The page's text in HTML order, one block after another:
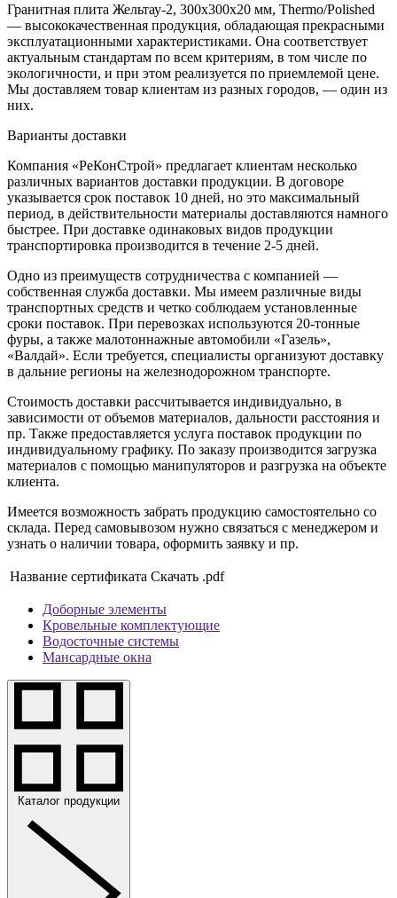
Гранитная плита Жельтау-2, 300х300х20 мм, Thermo/Polished
— высококачественная продукция, обладающая прекрасными
эксплуатационными характеристиками. Она соответствует
актуальным стандартам по всем критериям, в том числе по
экологичности, и при этом реализуется по приемлемой цене.
Мы доставляем товар клиентам из разных городов, — один из
них.
Варианты доставки
Компания «РеКонСтрой» предлагает клиентам несколько
различных вариантов доставки продукции. В договоре
указывается срок поставок 10 дней, но это максимальный
период, в действительности материалы доставляются намного
быстрее. При доставке одинаковых видов продукции
транспортировка производится в течение 2-5 дней.
Одно из преимуществ сотрудничества с компанией —
собственная служба доставки. Мы имеем различные виды
транспортных средств и четко соблюдаем установленные
сроки поставок. При перевозках используются 20-тонные
фуры, а также малотоннажные автомобили «Газель»,
«Валдай». Если требуется, специалисты организуют доставку
в дальние регионы на железнодорожном транспорте.
Стоимость доставки рассчитывается индивидуально, в
зависимости от объемов материалов, дальности расстояния и
пр. Также предоставляется услуга поставок продукции по
индивидуальному графику. По заказу производится загрузка
материалов с помощью манипуляторов и разгрузка на объекте
клиента.
Имеется возможность забрать продукцию самостоятельно со
склада. Перед самовывозом нужно связаться с менеджером и
узнать о наличии товара, оформить заявку и пр.
Название сертификата Скачать .pdf
Доборные элементы
Кровельные комплектующие
Водосточные системы
Мансардные окна
Каталог продукции